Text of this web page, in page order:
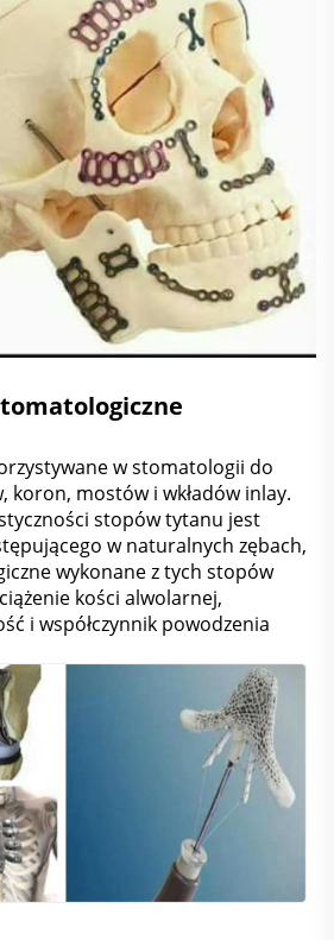
w stomatologii do
mostów i wkładów inlay.
stopów tytanu jest
w naturalnych zębach,
wykonane z tych stopów
kości alwolarnej,
i współczynnik powodzenia